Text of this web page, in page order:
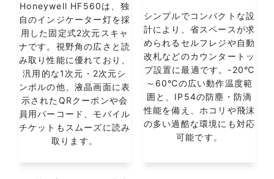
Honeywell HF560は、独
自のインジケーター灯を採
用した固定式2次元スキャ
ナです。視野角の広さと読
み取り性能に優れており、
汎用的な1次元・2次元シ
ンボルの他、液晶画面に表
示されたQRクーポンや会
員用バーコード、モバイル
チケットもスムーズに読み
取ります。
シンプルでコンパクトな設
計により、省スペースが求
められるセルフレジや自動
改札などのカウンタートッ
プ設置に最適です。-20℃
～60℃の広い動作温度範
囲と、IP54の防塵・防滴
性能を備え、ホコリや飛沫
の多い過酷な環境にも対応
可能です。